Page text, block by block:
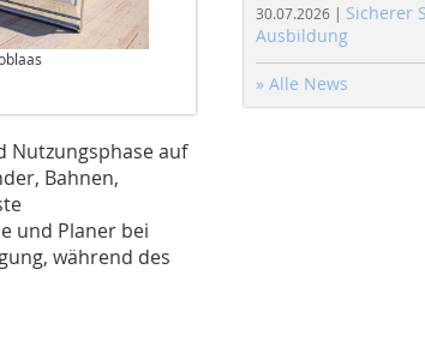
Foto: Rothoblaas
Nutzungsphase auf
Bahnen,
und Planer bei
während des
30.07.2026 | Sicherer
Ausbildung
» Alle News